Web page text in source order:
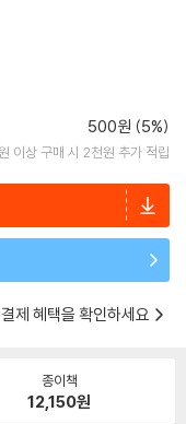
500원 (5%)
이상 구매 시 2천원 추가 적립
제 혜택을 확인하세요
종이책
12,150원